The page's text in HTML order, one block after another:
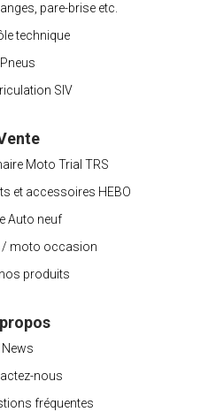
pare-brise etc.
technique
Pneus
SIV
Moto Trial TRS
et accessoires HEBO
Auto neuf
/ moto occasion
produits
News
nous
fréquentes